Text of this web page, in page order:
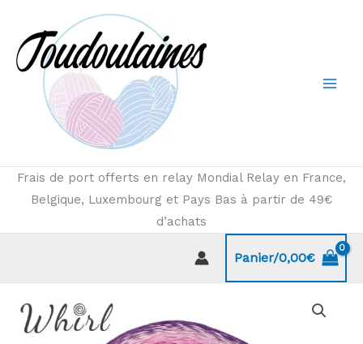
contenu
Frais de port offerts en relay Mondial Relay en France,
Belgique, Luxembourg et Pays Bas à partir de 49€
d’achats
Panier/0,00€